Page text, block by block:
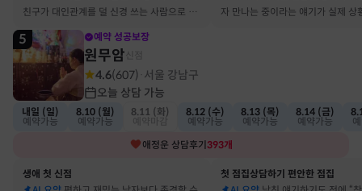
친구가 대인관계를 덜 신경 쓰는 사람으로 바
뀔 거란 말까지 그대로 현실이 됐어요
자 만나는 중이라는 얘기가 실제 상
5 예약 성공보장
원무암
4.6(607) 서울 강남구
오늘 상담 가능
내일 (일)
예약가능
8.10 (월)
예약가능
8.11 (화)
8.12 (수)
예약가능
8.13 (목)
예약가능
8.14 (금)
예약가능
애정운 상담후기 393개
생애 첫 신점
첫 점집상담하기 편안한 점집